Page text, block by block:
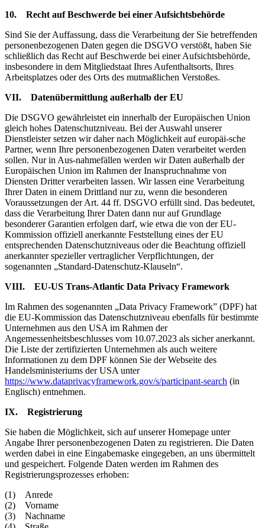
10. Recht auf Beschwerde bei einer Aufsichtsbehörde
Sind Sie der Auffassung, dass die Verarbeitung der Sie betreffenden
personenbezogenen Daten gegen die DSGVO verstößt, haben Sie
schließlich das Recht auf Beschwerde bei einer Aufsichtsbehörde,
insbesondere in dem Mitgliedstaat Ihres Aufenthaltsorts, Ihres
Arbeitsplatzes oder des Orts des mutmaßlichen Verstoßes.
VII. Datenübermittlung außerhalb der EU
Die DSGVO gewährleistet ein innerhalb der Europäischen Union
gleich hohes Datenschutzniveau. Bei der Auswahl unserer
Dienstleister setzen wir daher nach Möglichkeit auf europäi-sche
Partner, wenn Ihre personenbezogenen Daten verarbeitet werden
sollen. Nur in Aus-nahmefällen werden wir Daten außerhalb der
Europäischen Union im Rahmen der Inanspruchnahme von
Diensten Dritter verarbeiten lassen. Wir lassen eine Verarbeitung
Ihrer Daten in einem Drittland nur zu, wenn die besonderen
Voraussetzungen der Art. 44 ff. DSGVO erfüllt sind. Das bedeutet,
dass die Verarbeitung Ihrer Daten dann nur auf Grundlage
besonderer Garantien erfolgen darf, wie etwa die von der EU-
Kommission offiziell anerkannte Feststellung eines der EU
entsprechenden Datenschutzniveaus oder die Beachtung offiziell
anerkannter spezieller vertraglicher Verpflichtungen, der
sogenannten „Standard-Datenschutz-Klauseln“.
VIII. EU-US Trans-Atlantic Data Privacy Framework
Im Rahmen des sogenannten „Data Privacy Framework” (DPF) hat
die EU-Kommission das Datenschutzniveau ebenfalls für bestimmte
Unternehmen aus den USA im Rahmen der
Angemessenheitsbeschlusses vom 10.07.2023 als sicher anerkannt.
Die Liste der zertifizierten Unternehmen als auch weitere
Informationen zu dem DPF können Sie der Webseite des
Handelsministeriums der USA unter
https://www.dataprivacyframework.gov/s/participant-search (in
Englisch) entnehmen.
IX. Registrierung
Sie haben die Möglichkeit, sich auf unserer Homepage unter
Angabe Ihrer personenbezogenen Daten zu registrieren. Die Daten
werden dabei in eine Eingabemaske eingegeben, an uns übermittelt
und gespeichert. Folgende Daten werden im Rahmen des
Registrierungsprozesses erhoben:
(1) Anrede
(2) Vorname
(3) Nachname